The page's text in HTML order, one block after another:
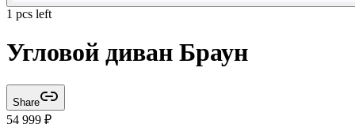
1 pcs left
Угловой диван Браун
Share
54 999 ₽